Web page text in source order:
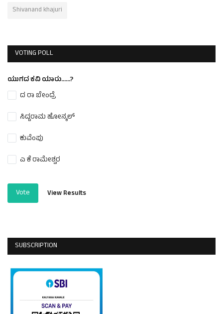
Shivanand khajuri
VOTING POLL
ಯುಗದ ಕವಿ ಯಾರು......?
ದ ರಾ ಬೇಂದ್ರೆ
ಸಿದ್ದರಾಮ ಹೋನ್ಕಲ್
ಕುವೆಂಪು
ಎ ಕೆ ರಾಮೇಶ್ವರ
Vote View Results
SUBSCRIPTION